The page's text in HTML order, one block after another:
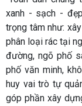
xanh - sạch -
trọng tâm như:
phân loại rác tại
đường, ngõ phố
phố văn minh,
huy vai trò tự
góp phần xây